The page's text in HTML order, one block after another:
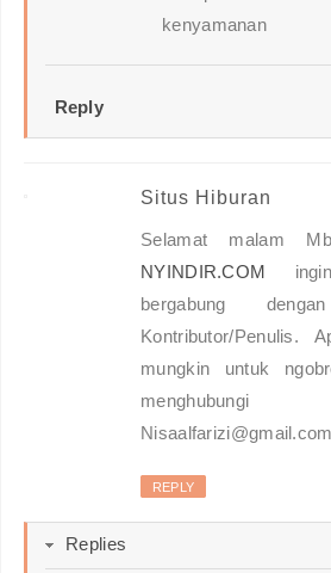
kenyamanan
Reply
Situs Hiburan
Selamat malam
NYINDIR.COM
bergabung
Kontributor/Penulis.
mungkin untuk
REPLY
Replies